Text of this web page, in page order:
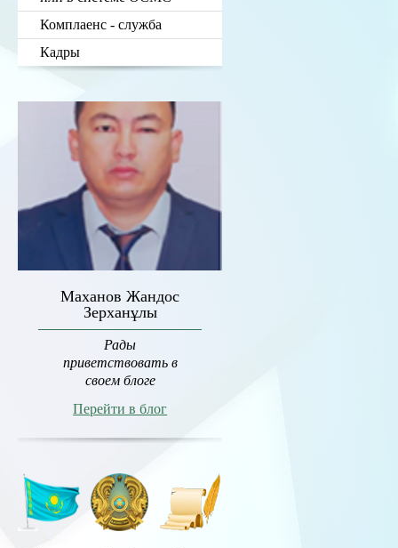
Комплаенс - служба
Кадры
Маханов Жандос
Зерханұлы
Рады
приветствовать в
своем блоге
Перейти в блог